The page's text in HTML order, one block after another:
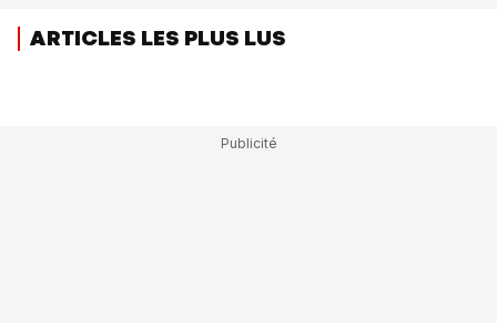
ARTICLES LES PLUS LUS